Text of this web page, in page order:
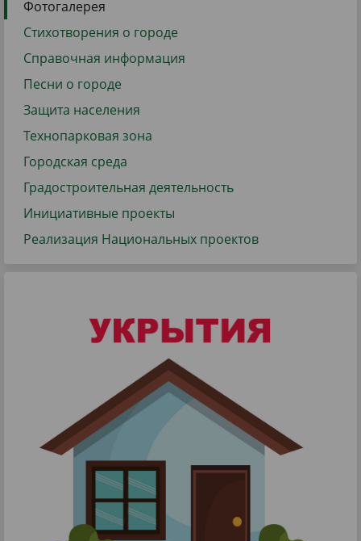
Фотогалерея
Стихотворения о городе
Справочная информация
Песни о городе
Защита населения
Технопарковая зона
Городская среда
Градостроительная деятельность
Инициативные проекты
Реализация Национальных проектов